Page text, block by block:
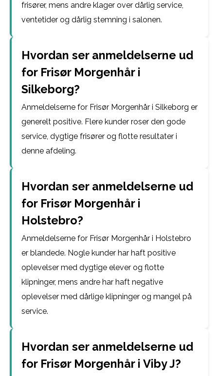
frisører, mens andre klager over dårlig service,
ventetider og dårlig stemning i salonen.
Hvordan ser anmeldelserne ud
for Frisør Morgenhår i
Silkeborg?
Anmeldelserne for Frisør Morgenhår i Silkeborg er
generelt positive. Flere kunder roser den gode
service, dygtige frisører og flotte resultater i
denne afdeling.
Hvordan ser anmeldelserne ud
for Frisør Morgenhår i
Holstebro?
Anmeldelserne for Frisør Morgenhår i Holstebro
er blandede. Nogle kunder har haft positive
oplevelser med dygtige elever og flotte
klipninger, mens andre har haft negative
oplevelser med dårlige klipninger og mangel på
service.
Hvordan ser anmeldelserne ud
for Frisør Morgenhår i Viby J?